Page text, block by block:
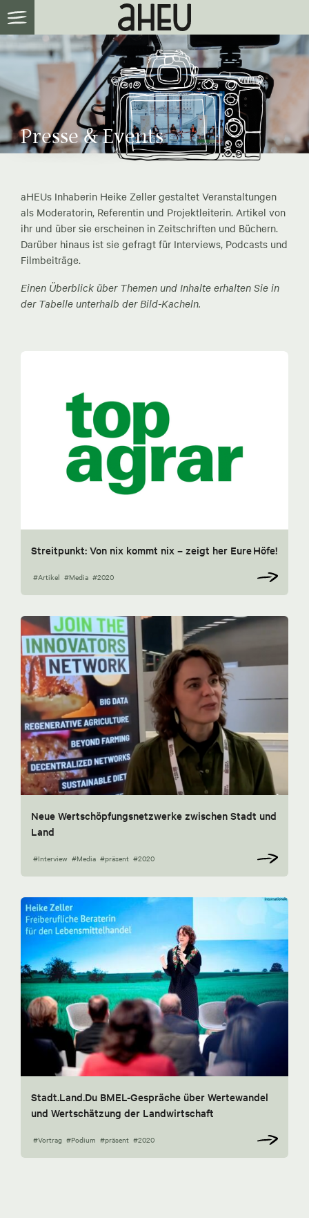
Presse & Events
aHEUs Inhaberin Heike Zeller gestaltet Veranstaltungen
als Moderatorin, Referentin und Projektleiterin. Artikel von
ihr und über sie erscheinen in Zeitschriften und Büchern.
Darüber hinaus ist sie gefragt für Interviews, Podcasts und
Filmbeiträge.
Einen Überblick über Themen und Inhalte erhalten Sie in
der Tabelle unterhalb der Bild-Kacheln.
Streitpunkt: Von nix kommt nix – zeigt her Eure Höfe!
#Artikel #Media #2020
Neue Wertschöpfungsnetzwerke zwischen Stadt und
Land
#Interview #Media #präsent #2020
Stadt.Land.Du BMEL-Gespräche über Wertewandel
und Wertschätzung der Landwirtschaft
#Vortrag #Podium #präsent #2020